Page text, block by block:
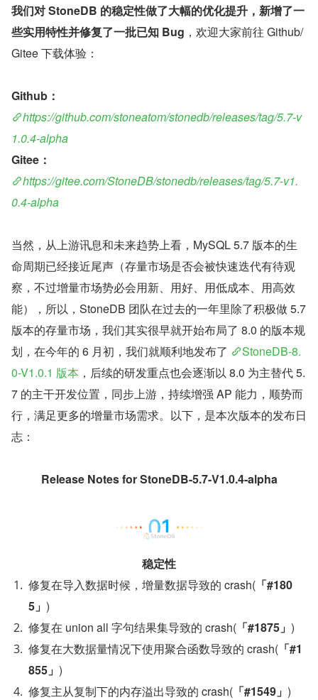
我们对 StoneDB 的稳定性做了大幅的优化提升，新增了一
些实用特性并修复了一批已知 Bug ，欢迎大家前往 Github/
Gitee 下载体验：
Github：
https://github.com/stoneatom/stonedb/releases/tag/5.7-v
1.0.4-alpha
Gitee：
https://gitee.com/StoneDB/stonedb/releases/tag/5.7-v1.
0.4-alpha
当然，从上游讯息和未来趋势上看，MySQL 5.7 版本的生
命周期已经接近尾声（存量市场是否会被快速迭代有待观
察，不过增量市场势必会用新、用好、用低成本、用高效
能），所以，StoneDB 团队在过去的一年里除了积极做 5.7
版本的存量市场，我们其实很早就开始布局了 8.0 的版本规
划，在今年的 6 月初，我们就顺利地发布了
StoneDB-8.
0-V1.0.1 版本 ，后续的研发重点也会逐渐以 8.0 为主替代 5.
7 的主干开发位置，同步上游，持续增强 AP 能力，顺势而
行，满足更多的增量市场需求。以下，是本次版本的发布日
志：
Release Notes for StoneDB-5.7-V1.0.4-alpha
稳定性
修复在导入数据时候，增量数据导致的 crash( 「#180
5」 )
修复在 union all 字句结果集导致的 crash( 「#1875」 )
修复在大数据量情况下使用聚合函数导致的 crash( 「#1
855」 )
修复主从复制下的内存溢出导致的 crash( 「#1549」 )